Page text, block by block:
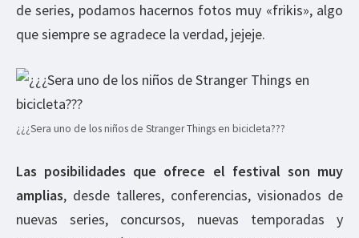
de series, podamos hacernos fotos muy «frikis», algo
que siempre se agradece la verdad, jejeje.
¿¿¿Sera uno de los niños de Stranger Things en bicicleta???
Las posibilidades que ofrece el festival son muy
amplias, desde talleres, conferencias, visionados de
nuevas series, concursos, nuevas temporadas y